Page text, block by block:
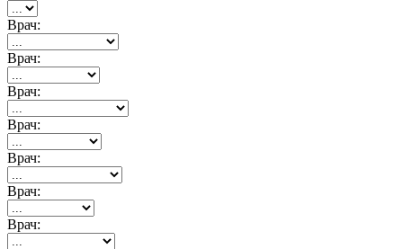
Врач:
Врач:
Врач:
Врач:
Врач:
Врач:
Врач: